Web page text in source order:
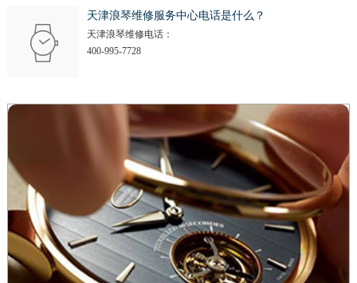
天津浪琴维修服务中心电话是什么？
天津浪琴维修电话：
400-995-7728